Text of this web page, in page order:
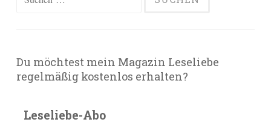
Du möchtest mein Magazin Leseliebe
regelmäßig kostenlos erhalten?
Leseliebe-Abo